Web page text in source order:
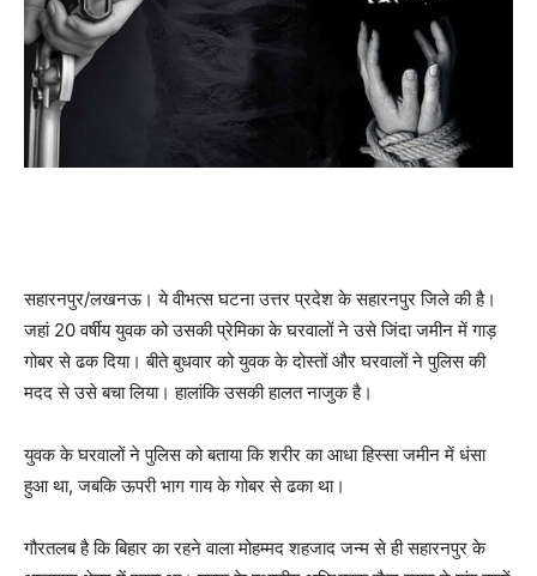
सहारनपुर/लखनऊ। ये वीभत्स घटना उत्तर प्रदेश के सहारनपुर जिले की है।
जहां 20 वर्षीय युवक को उसकी प्रेमिका के घरवालों ने उसे जिंदा जमीन में गाड़
गोबर से ढक दिया। बीते बुधवार को युवक के दोस्तों और घरवालों ने पुलिस की
मदद से उसे बचा लिया। हालांकि उसकी हालत नाजुक है।
युवक के घरवालों ने पुलिस को बताया कि शरीर का आधा हिस्सा जमीन में धंसा
हुआ था, जबकि ऊपरी भाग गाय के गोबर से ढका था।
गौरतलब है कि बिहार का रहने वाला मोहम्मद शहजाद जन्म से ही सहारनपुर के